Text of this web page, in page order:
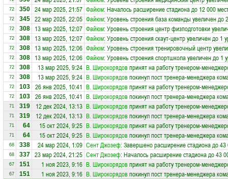
72 350 24 мар 2025, 21:57 Файюм: Началось расширение стадиона до 12 000
72 345 22 мар 2025, 22:05 Файюм: Уровень строения база команды увеличен до
72 308 13 мар 2025, 12:07 Файюм: Уровень строения центр физподготовки
72 308 13 мар 2025, 12:07 Файюм: Уровень строения скаут-центр увеличен до 1
72 308 13 мар 2025, 12:06 Файюм: Уровень строения тренировочный центр
72 308 13 мар 2025, 12:06 Файюм: Уровень строения спортшкола увеличен до 1
72 308 13 мар 2025, 9:24 В. Широкорядовпринят на работу тренером-
72 308 13 мар 2025, 9:24 В. Широкорядовпокинул пост тренера-менеджера
72 103 26 янв 2025, 10:41 В. Широкорядовпринят на работу тренером-
72 103 26 янв 2025, 10:41 В. Широкорядовпокинул пост тренера-менеджера
71 319 12 дек 2024, 13:13 В. Широкорядовпринят на работу тренером-
71 319 12 дек 2024, 13:13 В. Широкорядовпокинул пост тренера-менеджера
71 64 15 окт 2024, 9:25 В. Широкорядовпринят на работу тренером-
71 64 15 окт 2024, 9:25 В. Широкорядовпокинул пост тренера-менеджера
68 338 24 мар 2024, 1:09 Сент Джозеф: Завершено расширение стадиона до 43
68 337 23 мар 2024, 21:25 Сент Джозеф: Началось расширение стадиона до 43
67 151 1 ноя 2023, 9:16 В. Широкорядовпринят на работу тренером-
67 151 1 ноя 2023, 9:16 В. Широкорядовпокинул пост тренера-менеджера